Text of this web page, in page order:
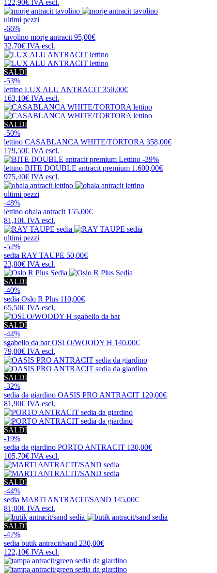
122,90€ IVA escl.
ultimi pezzi
-66%
tavolino morje antracit 95,00€
32,70€ IVA escl.
SALDI
-53%
lettino LUX ALU ANTRACIT 350,00€
163,10€ IVA escl.
SALDI
-50%
lettino CASABLANCA WHITE/TORTORA 358,00€
179,50€ IVA escl.
-39%
lettino BITE DOUBLE antracit premium 1.600,00€
975,40€ IVA escl.
ultimi pezzi
-48%
lettino obala antracit 155,00€
81,10€ IVA escl.
ultimi pezzi
-52%
sedia RAY TAUPE 50,00€
23,80€ IVA escl.
SALDI
-40%
sedia Oslo R Plus 110,00€
65,50€ IVA escl.
SALDI
-44%
sgabello da barOSLO/WOODY H 140,00€
79,00€ IVA escl.
SALDI
-32%
sedia da giardino OASIS PRO ANTRACIT 120,00€
81,90€ IVA escl.
SALDI
-19%
sedia da giardino PORTO ANTRACIT 130,00€
105,70€ IVA escl.
SALDI
-44%
sedia MARTI ANTRACIT/SAND 145,00€
81,00€ IVA escl.
SALDI
-47%
sedia butik antracit/sand 230,00€
122,10€ IVA escl.